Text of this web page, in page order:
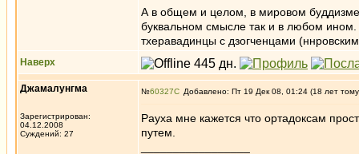
А в общем и целом, в мировом буддизме
буквальном смысле так и в любом
тхеравадинцы с дзогченцами
Наверх
Джамалунгма
Зарегистрирован:
04.12.2008
Суждений: 27
№60327 Добавлено: Пт 19 Дек 08, 01:24 (18 лет
Рауха мне кажется что ортадоксам
путем.